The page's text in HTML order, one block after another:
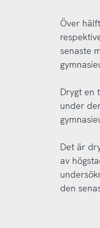
Över
senaste
Drygt en
under
Det är
av
den